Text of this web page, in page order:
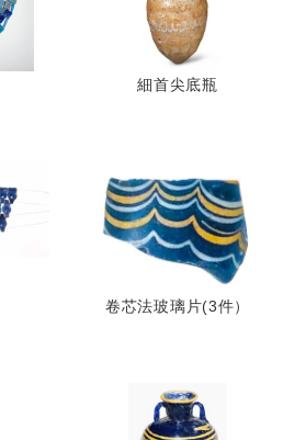
細首尖底瓶
卷芯法玻璃片(3件）